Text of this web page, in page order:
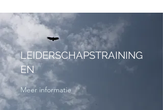
LEIDERSCHAPSTRAINING
EN
Meer informatie